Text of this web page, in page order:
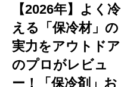
【2026年】よく冷
える「保冷材」の
実力をアウトドア
のプロがレビュ
ー！「保冷剤」お